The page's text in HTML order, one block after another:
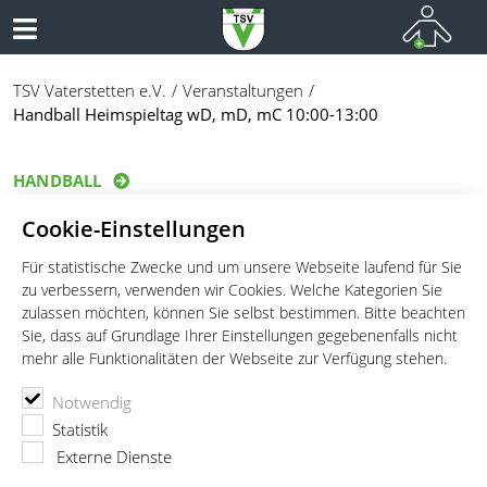
Cookie-Einstellungen
Für statistische Zwecke und um unsere Webseite laufend für Sie
zu verbessern, verwenden wir Cookies. Welche Kategorien Sie
zulassen möchten, können Sie selbst bestimmen. Bitte beachten
Sie, dass auf Grundlage Ihrer Einstellungen gegebenenfalls nicht
mehr alle Funktionalitäten der Webseite zur Verfügung stehen.
Notwendig
Statistik
Externe Dienste
TSV Vaterstetten e.V.
Veranstaltungen
Handball Heimspieltag wD, mD, mC 10:00-13:00
HANDBALL
10:00-13:00
Datum:
14.01.2023
Ort: Mittelschule Vaterstetten